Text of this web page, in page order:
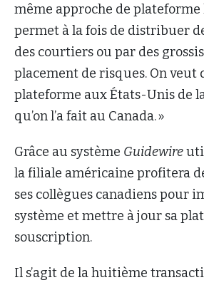
même approche de
permet à la fois de distribuer
des courtiers ou par des
placement de risques. On veut
plateforme aux États-Unis de
qu’on l’a fait au Canada. »
Grâce au système Guidewire
la filiale américaine profitera
ses collègues canadiens pour
système et mettre à jour sa
souscription.
Il s’agit de la huitième